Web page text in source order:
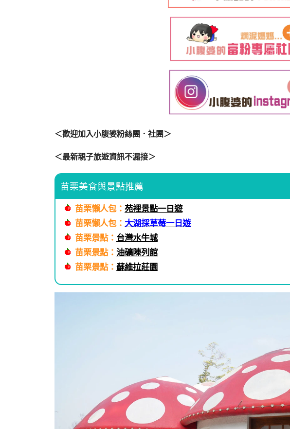
＜歡迎加入小腹婆粉絲團．社團＞
＜最新親子旅遊資訊不漏接＞
苗栗美食與景點推薦
苗栗懶人包： 苑裡景點一日遊
苗栗懶人包： 大湖採草莓一日遊
苗栗景點： 台灣水牛城
苗栗景點： 油礦陳列館
苗栗景點： 蘇維拉莊園